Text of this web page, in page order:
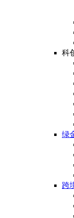
科
绿
跨